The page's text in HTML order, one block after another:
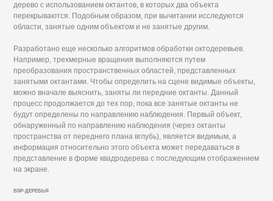
дерево с использованием октантов, в которых два объекта
перекрываются. Подобным образом, при вычитании исследуются
области, занятые одним объектом и не занятые другим.
Разработано еще несколько алгоритмов обработки октодеревьев.
Например, трехмерные вращения выполняются путем
преобразования пространственных областей, представленных
занятыми октантами. Чтобы определить на сцене видимые объекты,
можно вначале выяснить, заняты ли передние октанты. Данный
процесс продолжается до тех пор, пока все занятые октанты не
будут определены по направлению наблюдения. Первый объект,
обнаруженный по направлению наблюдения (через октанты
пространства от переднего плана вглубь), является видимым, а
информация относительно этого объекта может передаваться в
представление в форме квадродерева с последующим отображением
на экране.
BSP-ДЕРЕБЬЯ